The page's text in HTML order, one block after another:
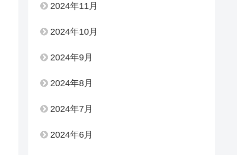
2024年11月
2024年10月
2024年9月
2024年8月
2024年7月
2024年6月